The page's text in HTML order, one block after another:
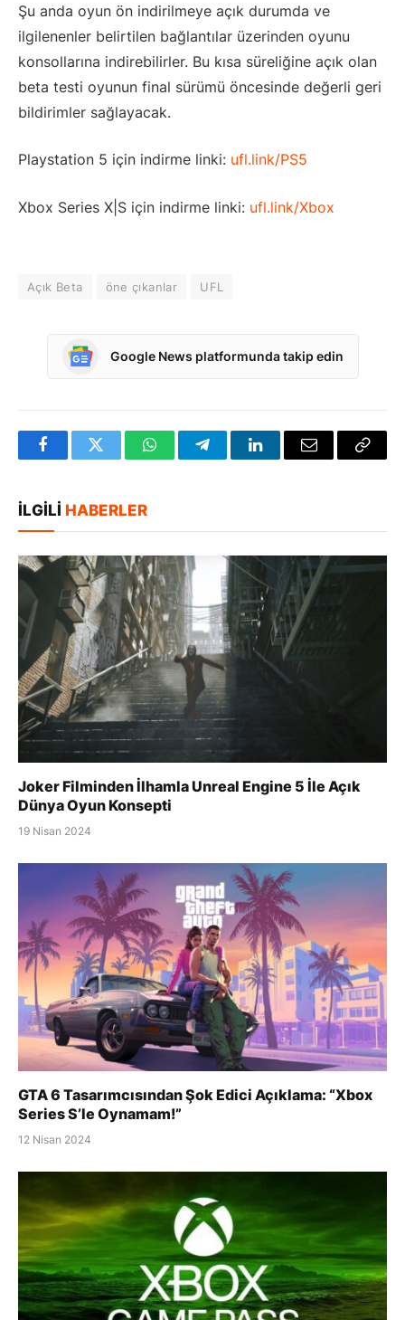
Şu anda oyun ön indirilmeye açık durumda ve
ilgilenenler belirtilen bağlantılar üzerinden oyunu
konsollarına indirebilirler. Bu kısa süreliğine açık olan
beta testi oyunun final sürümü öncesinde değerli geri
bildirimler sağlayacak.
Playstation 5 için indirme linki: ufl.link/PS5
Xbox Series X|S için indirme linki: ufl.link/Xbox
Açık Beta öne çıkanlar UFL
Google News platformunda takip edin
FacebookTwitter WhatsAppTelegramLinkedInE-
İLGILI HABERLER
Joker Filminden İlhamla Unreal Engine 5 İle Açık
Dünya Oyun Konsepti
19 Nisan 2024
GTA 6 Tasarımcısından Şok Edici Açıklama: “Xbox
Series S’le Oynamam!”
12 Nisan 2024